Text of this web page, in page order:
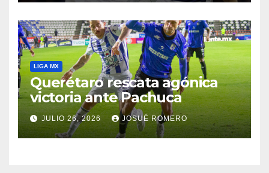
LIGA MX
Querétaro rescata agónica
victoria ante Pachuca
JULIO 26, 2026 JOSUÉ ROMERO